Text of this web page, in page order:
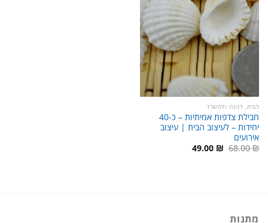
לבית, לגינה ולמשרד
חבילת צדפות אמיתיות – כ-40
יחידות – לעיצוב הבית | עיצוב
אירועים
68.00₪ המחיר49.00 ₪ המחיר
מתנות